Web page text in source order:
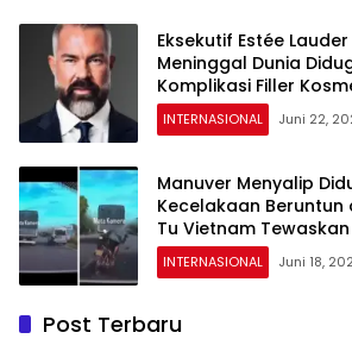
Eksekutif Estée
Meninggal Dunia
Komplikasi Filler
INTERNASIONAL Juni 22,
Manuver Menyalip
Kecelakaan
Tu Vietnam
INTERNASIONAL Juni 18,
Post Terbaru